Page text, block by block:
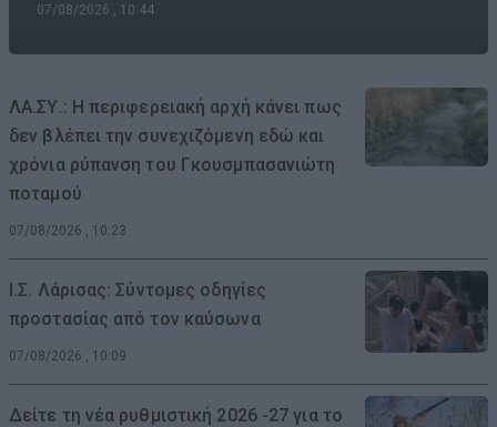
07/08/2026 , 10:44
ΛΑ.ΣΥ.: Η περιφερειακή αρχή κάνει πως
δεν βλέπει την συνεχιζόμενη εδώ και
χρόνια ρύπανση του Γκουσμπασανιώτη
ποταμού
07/08/2026 , 10:23
Ι.Σ. Λάρισας: Σύντομες οδηγίες
προστασίας από τον καύσωνα
07/08/2026 , 10:09
Δείτε τη νέα ρυθμιστική 2026 -27 για το